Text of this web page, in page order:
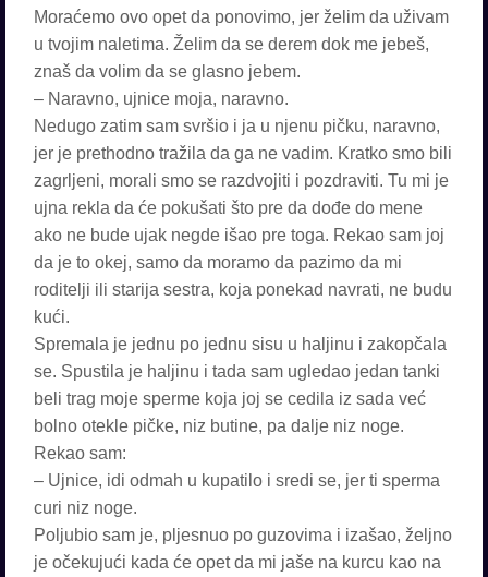
Moraćemo ovo opet da ponovimo, jer želim da uživam
u tvojim naletima. Želim da se derem dok me jebeš,
znaš da volim da se glasno jebem.
– Naravno, ujnice moja, naravno.
Nedugo zatim sam svršio i ja u njenu pičku, naravno,
jer je prethodno tražila da ga ne vadim. Kratko smo bili
zagrljeni, morali smo se razdvojiti i pozdraviti. Tu mi je
ujna rekla da će pokušati što pre da dođe do mene
ako ne bude ujak negde išao pre toga. Rekao sam joj
da je to okej, samo da moramo da pazimo da mi
roditelji ili starija sestra, koja ponekad navrati, ne budu
kući.
Spremala je jednu po jednu sisu u haljinu i zakopčala
se. Spustila je haljinu i tada sam ugledao jedan tanki
beli trag moje sperme koja joj se cedila iz sada već
bolno otekle pičke, niz butine, pa dalje niz noge.
Rekao sam:
– Ujnice, idi odmah u kupatilo i sredi se, jer ti sperma
curi niz noge.
Poljubio sam je, pljesnuo po guzovima i izašao, željno
je očekujući kada će opet da mi jaše na kurcu kao na